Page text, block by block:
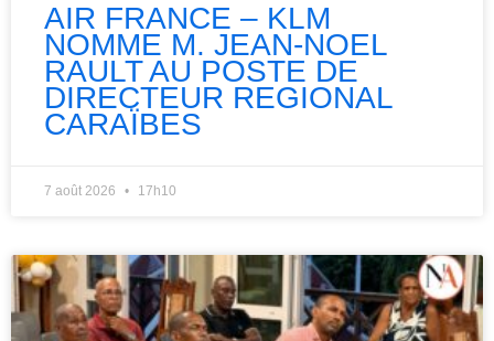
AIR FRANCE – KLM
NOMME M. JEAN-NOEL
RAULT AU POSTE DE
DIRECTEUR REGIONAL
CARAÏBES
7 août 2026 17h10